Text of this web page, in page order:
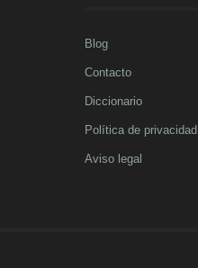
Blog
Contacto
Diccionario
Política de privacidad
Aviso legal